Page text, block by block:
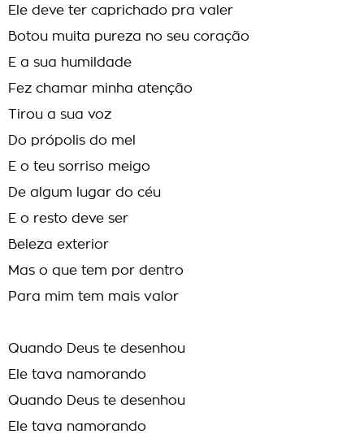
Ele deve ter caprichado pra valer
Botou muita pureza no seu coração
E a sua humildade
Fez chamar minha atenção
Tirou a sua voz
Do própolis do mel
E o teu sorriso meigo
De algum lugar do céu
E o resto deve ser
Beleza exterior
Mas o que tem por dentro
Para mim tem mais valor
Quando Deus te desenhou
Ele tava namorando
Quando Deus te desenhou
Ele tava namorando